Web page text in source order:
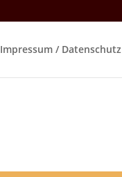
Impressum / Datenschutz